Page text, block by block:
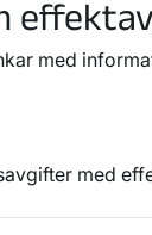
med
med